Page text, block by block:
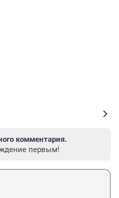
комментария.
первым!